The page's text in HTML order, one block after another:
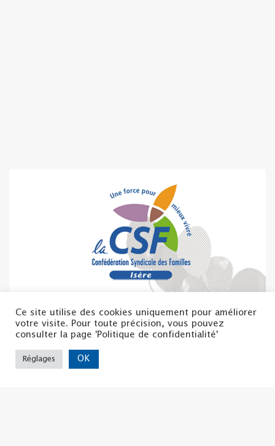
Ce site utilise des cookies uniquement pour améliorer
votre visite. Pour toute précision, vous pouvez
consulter la page 'Politique de confidentialité'
Réglages OK